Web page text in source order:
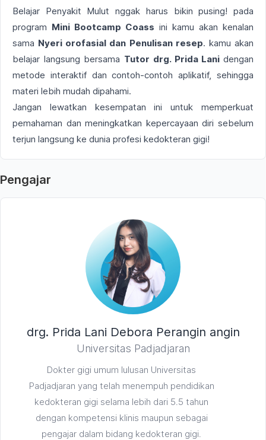
Belajar Penyakit Mulut nggak harus bikin pusing! pada
program Mini Bootcamp Coass ini kamu akan kenalan
sama Nyeri orofasial dan Penulisan resep. kamu akan
belajar langsung bersama Tutor drg. Prida Lanidengan
metode interaktif dan contoh-contoh aplikatif, sehingga
materi lebih mudah dipahami.
Jangan lewatkan kesempatan ini untuk memperkuat
pemahaman dan meningkatkan kepercayaan diri sebelum
terjun langsung ke dunia profesi kedokteran gigi!
Pengajar
drg. Prida Lani Debora Perangin angin
Universitas Padjadjaran
Dokter gigi umum lulusan Universitas
Padjadjaran yang telah menempuh pendidikan
kedokteran gigi selama lebih dari 5.5 tahun
dengan kompetensi klinis maupun sebagai
pengajar dalam bidang kedokteran gigi.